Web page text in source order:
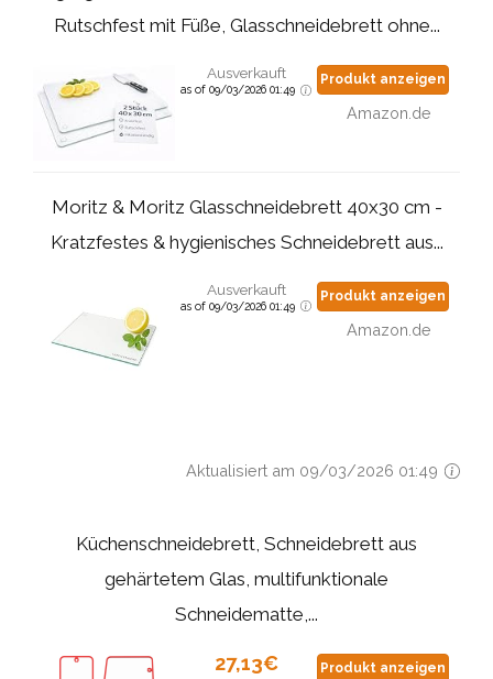
Rutschfest mit Füße, Glasschneidebrett ohne...
Ausverkauft
as of 09/03/2026 01:49
Produkt anzeigen
Amazon.de
Moritz & Moritz Glasschneidebrett 40x30 cm -
Kratzfestes & hygienisches Schneidebrett aus...
Ausverkauft
as of 09/03/2026 01:49
Produkt anzeigen
Amazon.de
Aktualisiert am 09/03/2026 01:49
Küchenschneidebrett, Schneidebrett aus
gehärtetem Glas, multifunktionale
Schneidematte,...
27,13€ Produkt anzeigen